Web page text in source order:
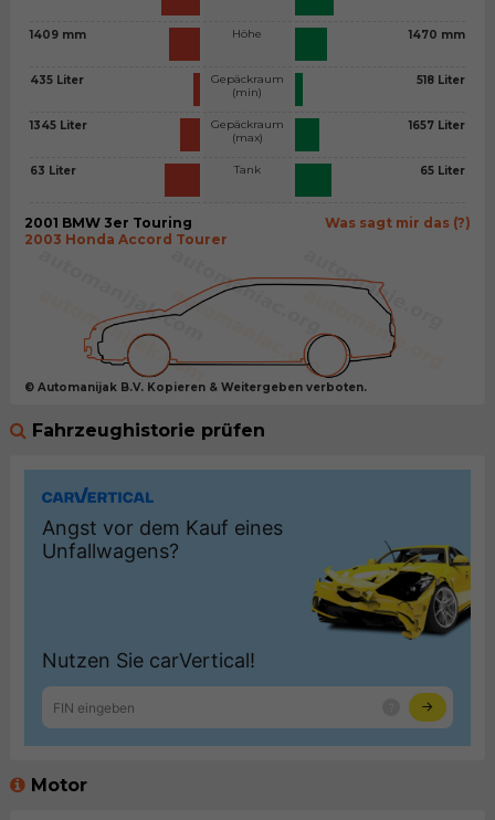
1409 mm
435 Liter
1345 Liter
63 Liter
Höhe
Gepäckraum
(min)
Gepäckraum
(max)
Tank
1470 mm
518 Liter
1657 Liter
65 Liter
Was sagt mir das (?)
2001 BMW 3er Touring
2003 Honda Accord Tourer
© Automanijak B.V. Kopieren & Weitergeben verboten.
Fahrzeughistorie prüfen
Motor